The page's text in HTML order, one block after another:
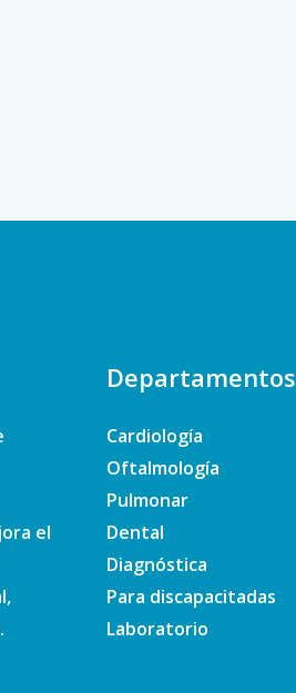
el
Departamentos
Cardiología
Oftalmología
Pulmonar
Dental
Diagnóstica
Para discapacitadas
Laboratorio